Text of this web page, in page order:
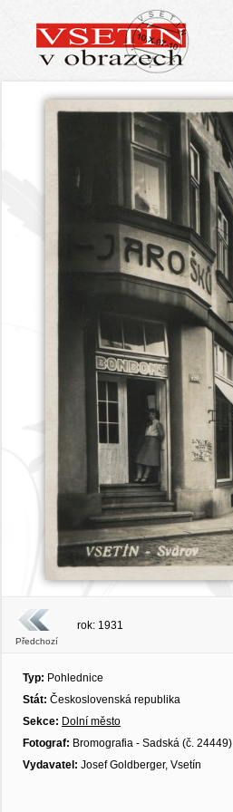
Předchozí
rok: 1931
Typ: Pohlednice
Stát: Československá republika
Sekce: Dolní město
Fotograf: Bromografia - Sadská (č. 24449)
Vydavatel: Josef Goldberger, Vsetín